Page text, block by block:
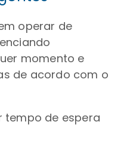
operar de
momento e
de acordo com o
tempo de espera